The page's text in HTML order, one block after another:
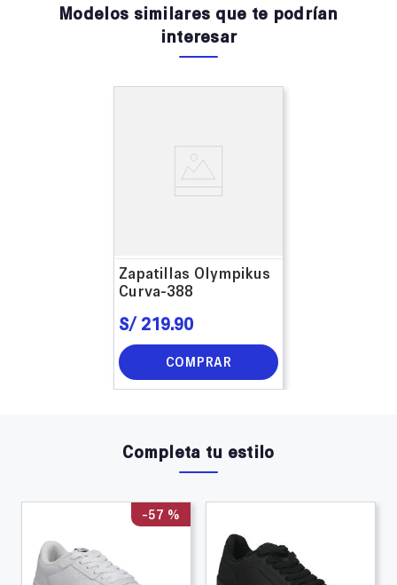
resistencia a la zapatilla.
Modelos similares que te podrían
interesar
Zapatillas Olympikus
Curva-388
S/ 219.90
COMPRAR
Completa tu estilo
-57 %